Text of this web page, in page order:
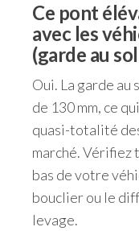
Ce pont
avec les
(garde au
Oui. La garde au
de 130 mm, ce
quasi-totalité
marché. Vérifiez
bas de votre
bouclier ou le
levage.